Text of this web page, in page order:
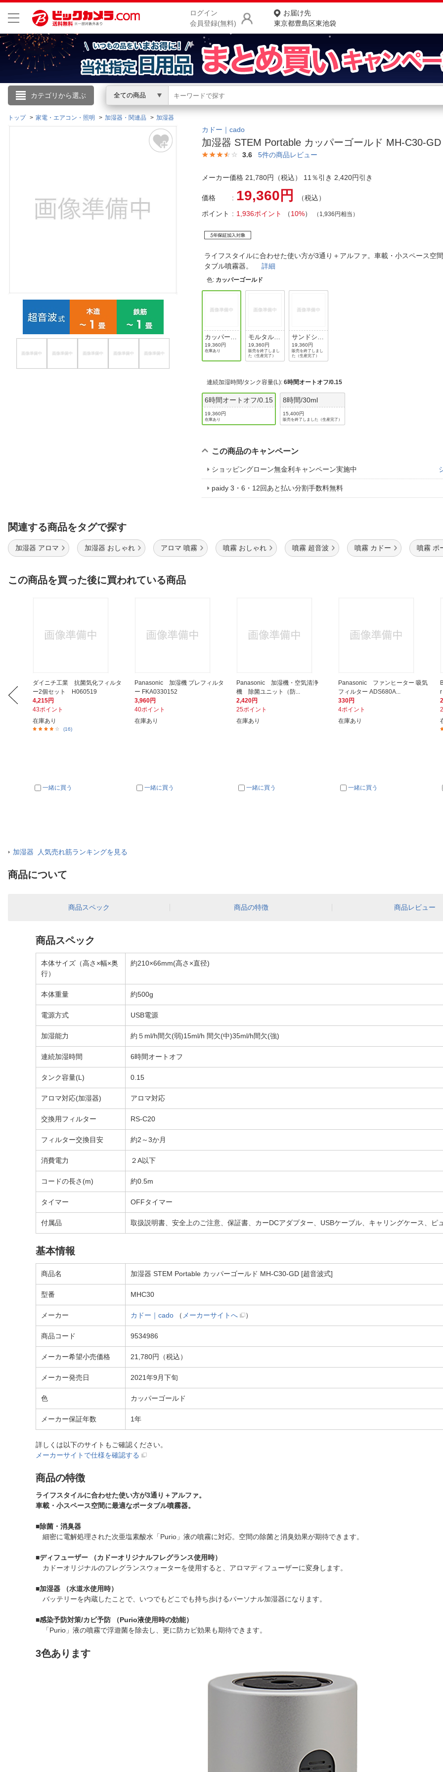
ログイン
会員登録(無料)
お届け先
東京都豊島区東池袋
カテゴリから選ぶ 全ての商品
こんにちは
ログイン
閲覧履歴
商品をさがす
ランキングからさがす
お客様サポート
トップ 家電・エアコン・照明 加湿器・関連品 加湿器
カドー｜cado
加湿器 STEM Portable カッパーゴールド MH-C30-
3.6 5件の商品レビュー
メーカー価格 21,780円（税込） 11％引き 2,420円引き
価格 19,360円
（税込）
ポイント
1,936ポイント （10%） （1,936円相当）
ライフスタイルに合わせた使い方が3通り＋アルファ。車載・小スペース空
タブル噴霧器。詳細
色: カッパーゴールド
カッパーゴ
ールド
19,360円
在庫あり
モルタルブ
ラック
19,360円
販売を終了しまし
た（生産完了）
サンドシル
バー
19,360円
販売を終了しまし
た（生産完了）
連続加湿時間/タンク容量(L):6時間オートオフ/0.15
6時間オートオフ/0.15
19,360円
在庫あり
8時間/30ml
15,400円
販売を終了しました（生産完了）
この商品のキャンペーン
ショッピングローン無金利キャンペーン実施中
paidy 3・6・12回あと払い分割手数料無料
関連する商品をタグで探す
加湿器 アロマ 加湿器 おしゃれ アロマ 噴霧 噴霧 おしゃれ 噴霧 超音波 噴霧 カドー 噴霧 ポ
この商品を買った後に買われている商品
ダイニチ工業 抗菌気化フィルタ
ー2個セット H060519
4,215円
43ポイント
在庫あり
(16)
一緒に買う
Panasonic 加湿機 プレフィルタ
ー FKA0330152
3,960円
40ポイント
在庫あり
一緒に買う
Panasonic 加湿機・空気清浄
機 除菌ユニット（防...
2,420円
25ポイント
在庫あり
一緒に買う
Panasonic ファンヒーター 吸気
フィルター ADS680A...
330円
4ポイント
在庫あり
一緒に買う
r
加湿器 人気売れ筋ランキングを見る
商品について
商品スペック 商品の特徴 商品レビュー
商品スペック
本体サイズ（高さ×幅×奥
行）
約210×66mm(高さ×直径)
本体重量 約500g
電源方式 USB電源
加湿能力 約５ml/h間欠(弱)15ml/h 間欠(中)35ml/h間欠(強)
連続加湿時間 6時間オートオフ
タンク容量(L) 0.15
アロマ対応(加湿器) アロマ対応
交換用フィルター RS-C20
フィルター交換目安 約2～3か月
消費電力 ２A以下
コードの長さ(m) 約0.5m
タイマー OFFタイマー
付属品 取扱説明書、安全上のご注意、保証書、カーDCアダプター、USBケーブル、キャリングケース、ピ
基本情報
商品名 加湿器 STEM Portable カッパーゴールド MH-C30-GD [超音波式]
型番 MHC30
メーカー カドー｜cado （ メーカーサイトへ ）
商品コード 9534986
メーカー希望小売価格 21,780円（税込）
メーカー発売日 2021年9月下旬
色 カッパーゴールド
メーカー保証年数 1年
詳しくは以下のサイトもご確認ください。
メーカーサイトで仕様を確認する
商品の特徴
ライフスタイルに合わせた使い方が3通り＋アルファ。
車載・小スペース空間に最適なポータブル噴霧器。
■除菌・消臭器
細密に電解処理された次亜塩素酸水「Purio」液の噴霧に対応。空間の除菌と消臭効果が期待できます。
■ディフューザー （カドーオリジナルフレグランス使用時）
カドーオリジナルのフレグランスウォーターを使用すると、アロマディフューザーに変身します。
■加湿器 （水道水使用時）
バッテリーを内蔵したことで、いつでもどこでも持ち歩けるパーソナル加湿器になります。
■感染予防対策/カビ予防 （Purio液使用時の効能）
「Purio」液の噴霧で浮遊菌を除去し、更に防カビ効果も期待できます。
3色あります